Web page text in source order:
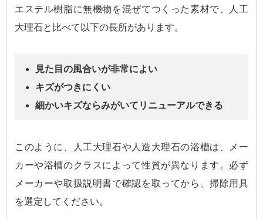
エステル樹脂に無機物を混ぜてつくった素材で、人工
大理石と比べて以下の長所があります。
見た目の風合いが非常によい
キズがつきにくい
細かいキズならみがいてリニューアルできる
このように、人工大理石や人造大理石の浴槽は、メー
カーや浴槽のクラスによって性質が異なります。必ず
メーカーや取扱説明書で確認を取ってから、掃除用具
を選定してください。